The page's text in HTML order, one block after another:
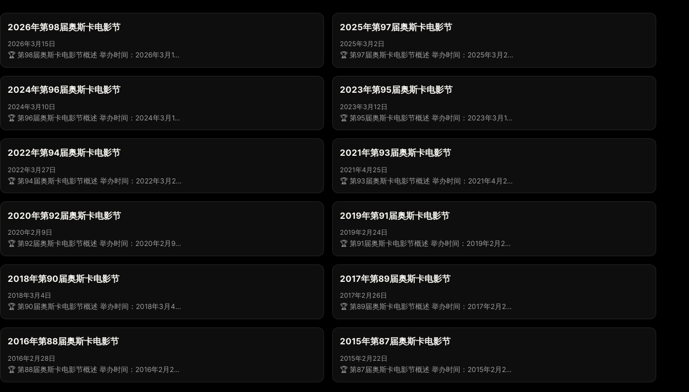
2026年第98届奥斯卡电影节
2026年3月15日
🏆 第98届奥斯卡电影节概述 举办时间：2026年3月1…
2025年第97届奥斯卡电影节
2025年3月2日
🏆 第97届奥斯卡电影节概述 举办时间：2025年3月2…
2024年第96届奥斯卡电影节
2024年3月10日
🏆 第96届奥斯卡电影节概述 举办时间：2024年3月1…
2023年第95届奥斯卡电影节
2023年3月12日
🏆 第95届奥斯卡电影节概述 举办时间：2023年3月1…
2022年第94届奥斯卡电影节
2022年3月27日
🏆 第94届奥斯卡电影节概述 举办时间：2022年3月2…
2021年第93届奥斯卡电影节
2021年4月25日
🏆 第93届奥斯卡电影节概述 举办时间：2021年4月2…
2020年第92届奥斯卡电影节
2020年2月9日
🏆 第92届奥斯卡电影节概述 举办时间：2020年2月9…
2019年第91届奥斯卡电影节
2019年2月24日
🏆 第91届奥斯卡电影节概述 举办时间：2019年2月2…
2018年第90届奥斯卡电影节
2018年3月4日
🏆 第90届奥斯卡电影节概述 举办时间：2018年3月4…
2017年第89届奥斯卡电影节
2017年2月26日
🏆 第89届奥斯卡电影节概述 举办时间：2017年2月2…
2016年第88届奥斯卡电影节
2016年2月28日
🏆 第88届奥斯卡电影节概述 举办时间：2016年2月2…
2015年第87届奥斯卡电影节
2015年2月22日
🏆 第87届奥斯卡电影节概述 举办时间：2015年2月2…